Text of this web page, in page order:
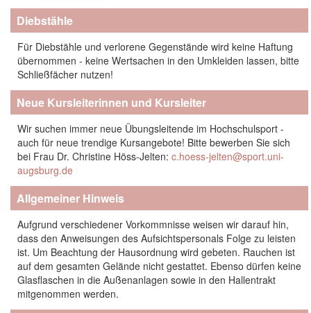
Diebstähle
Für Diebstähle und verlorene Gegenstände wird keine Haftung
übernommen - keine Wertsachen in den Umkleiden lassen, bitte
Schließfächer nutzen!
Neue Kursleiterinnen und Kursleiter
Wir suchen immer neue Übungsleitende im Hochschulsport -
auch für neue trendige Kursangebote! Bitte bewerben Sie sich
bei Frau Dr. Christine Höss-Jelten: c.hoess-jelten@sport.uni-
augsburg.de
Allgemeiner Hinweis
Aufgrund verschiedener Vorkommnisse weisen wir darauf hin,
dass den Anweisungen des Aufsichtspersonals Folge zu leisten
ist. Um Beachtung der Hausordnung wird gebeten. Rauchen ist
auf dem gesamten Gelände nicht gestattet. Ebenso dürfen keine
Glasflaschen in die Außenanlagen sowie in den Hallentrakt
mitgenommen werden.